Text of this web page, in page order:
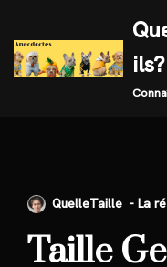
Skip
to
QuelleTaille
Taille